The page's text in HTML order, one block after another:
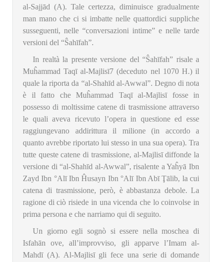
al-Sajjād (A). Tale certezza, diminuisce gradualmente
man mano che ci si imbatte nelle quattordici suppliche
susseguenti, nelle “conversazioni intime” e nelle tarde
versioni del “Ŝahīfah”.
In realtà la presente versione del “Ŝahīfah” risale a
Muĥammad Taqī al-Majlisī7 (deceduto nel 1070 H.) il
quale la riporta da “al-Shahīd al-Awwal”. Degno di nota
è il fatto che Muĥammad Taqī al-Majlisī fosse in
possesso di moltissime catene di trasmissione attraverso
le quali aveva ricevuto l’opera in questione ed esse
raggiungevano addirittura il milione (in accordo a
quanto avrebbe riportato lui stesso in una sua opera). Tra
tutte queste catene di trasmissione, al-Majlisī diffonde la
versione di “al-Shahīd al-Awwal”, risalente a Yaĥyā Ibn
Zayd Ibn °Alī Ibn Ĥusayn Ibn °Alī Ibn Abī Ţālib, la cui
catena di trasmissione, però, è abbastanza debole. La
ragione di ciò risiede in una vicenda che lo coinvolse in
prima persona e che narriamo qui di seguito.
Un giorno egli sognò si essere nella moschea di
Isfahān ove, all’improvviso, gli apparve l’Imam al-
Mahdī (A). Al-Majlisī gli fece una serie di domande